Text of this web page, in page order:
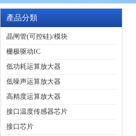
產品分類
晶闸管(可控硅)/模块
栅极驱动IC
低功耗运算放大器
低噪声运算放大器
高精度运算放大器
接口温度传感器芯片
接口芯片